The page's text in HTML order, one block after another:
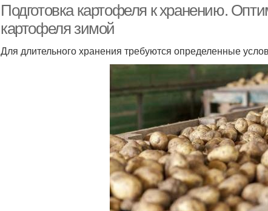
Подготовка картофеля к хранению.
картофеля зимой
Для длительного хранения требуются определенные